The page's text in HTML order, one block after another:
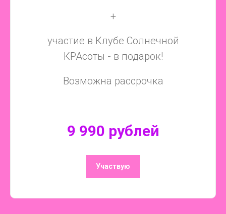
+
участие в Клубе Солнечной
КРАсоты - в подарок!
Возможна рассрочка
9 990 рублей
Участвую